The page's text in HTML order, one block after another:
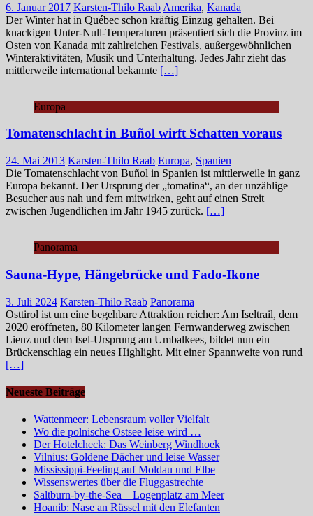
6. Januar 2017 Karsten-Thilo Raab Amerika, Kanada
Der Winter hat in Québec schon kräftig Einzug gehalten. Bei
knackigen Unter-Null-Temperaturen präsentiert sich die Provinz im
Osten von Kanada mit zahlreichen Festivals, außergewöhnlichen
Winteraktivitäten, Musik und Unterhaltung. Jedes Jahr zieht das
mittlerweile international bekannte […]
Europa
Tomatenschlacht in Buñol wirft Schatten voraus
24. Mai 2013 Karsten-Thilo Raab Europa, Spanien
Die Tomatenschlacht von Buñol in Spanien ist mittlerweile in ganz
Europa bekannt. Der Ursprung der „tomatina“, an der unzählige
Besucher aus nah und fern mitwirken, geht auf einen Streit
zwischen Jugendlichen im Jahr 1945 zurück. […]
Panorama
Sauna-Hype, Hängebrücke und Fado-Ikone
3. Juli 2024 Karsten-Thilo Raab Panorama
Osttirol ist um eine begehbare Attraktion reicher: Am Iseltrail, dem
2020 eröffneten, 80 Kilometer langen Fernwanderweg zwischen
Lienz und dem Isel-Ursprung am Umbalkees, bildet nun ein
Brückenschlag ein neues Highlight. Mit einer Spannweite von rund
[…]
Neueste Beiträge
Wattenmeer: Lebensraum voller Vielfalt
Wo die polnische Ostsee leise wird …
Der Hotelcheck: Das Weinberg Windhoek
Vilnius: Goldene Dächer und leise Wasser
Mississippi-Feeling auf Moldau und Elbe
Wissenswertes über die Fluggastrechte
Saltburn-by-the-Sea – Logenplatz am Meer
Hoanib: Nase an Rüssel mit den Elefanten